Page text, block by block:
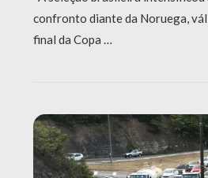
confronto diante da Noruega,
final da Copa …